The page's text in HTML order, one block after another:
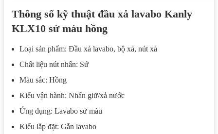
Thông số kỹ thuật đầu xả lavabo Kanly
KLX10 sứ màu hồng
Loại sản phẩm: Đầu xả lavabo, bộ xả, nút xả
Chất liệu nút nhấn: Sứ
Màu sắc: Hồng
Kiểu vận hành: Nhấn giữ/xả nước
Ứng dụng: Lavabo sứ màu
Kiểu lắp đặt: Gắn lavabo